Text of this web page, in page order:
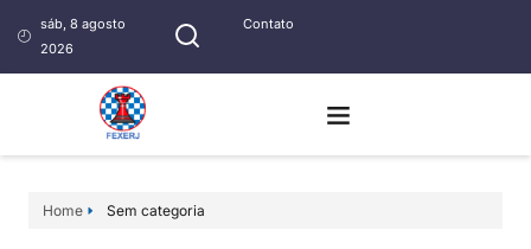
sáb, 8 agosto
2026
Contato
Home Sem categoria